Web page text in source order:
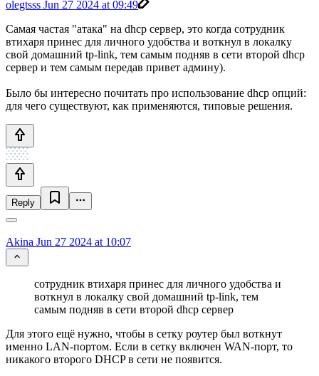
olegtsss Jun 27 2024 at 09:49
Самая частая "атака" на dhcp сервер, это когда сотрудник
втихаря принес для личного удобства и воткнул в локалку
свой домашний tp-link, тем самым подняв в сети второй dhcp
сервер и тем самым передав привет админу).
Было бы интересно почитать про использование dhcp опций:
для чего существуют, как применяются, типовые решения.
Reply
Akina Jun 27 2024 at 10:07
сотрудник втихаря принес для личного удобства и
воткнул в локалку свой домашний tp-link, тем
самым подняв в сети второй dhcp сервер
Для этого ещё нужно, чтобы в сетку роутер был воткнут
именно LAN-портом. Если в сетку включен WAN-порт, то
никакого второго DHCP в сети не появится.